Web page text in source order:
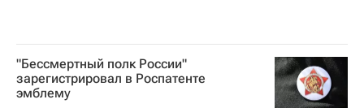
"Бессмертный полк России"
зарегистрировал в Роспатенте
эмблему